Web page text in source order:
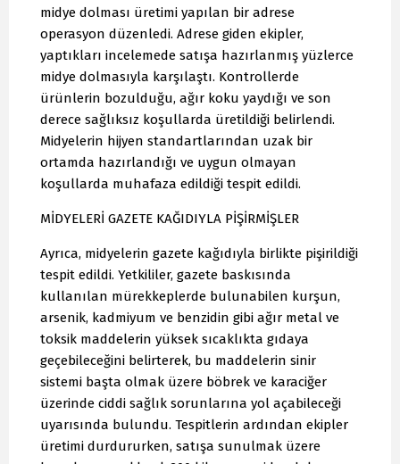
midye dolması üretimi yapılan bir adrese
operasyon düzenledi. Adrese giden ekipler,
yaptıkları incelemede satışa hazırlanmış yüzlerce
midye dolmasıyla karşılaştı. Kontrollerde
ürünlerin bozulduğu, ağır koku yaydığı ve son
derece sağlıksız koşullarda üretildiği belirlendi.
Midyelerin hijyen standartlarından uzak bir
ortamda hazırlandığı ve uygun olmayan
koşullarda muhafaza edildiği tespit edildi.
MİDYELERİ GAZETE KAĞIDIYLA PİŞİRMİŞLER
Ayrıca, midyelerin gazete kağıdıyla birlikte pişirildiği
tespit edildi. Yetkililer, gazete baskısında
kullanılan mürekkeplerde bulunabilen kurşun,
arsenik, kadmiyum ve benzidin gibi ağır metal ve
toksik maddelerin yüksek sıcaklıkta gıdaya
geçebileceğini belirterek, bu maddelerin sinir
sistemi başta olmak üzere böbrek ve karaciğer
üzerinde ciddi sağlık sorunlarına yol açabileceği
uyarısında bulundu. Tespitlerin ardından ekipler
üretimi durdururken, satışa sunulmak üzere